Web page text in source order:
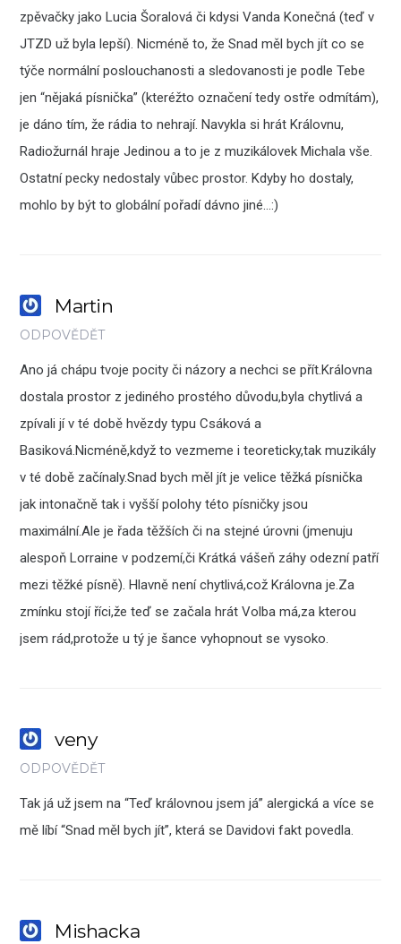
zpěvačky jako Lucia Šoralová či kdysi Vanda Konečná (teď v
JTZD už byla lepší). Nicméně to, že Snad měl bych jít co se
týče normální poslouchanosti a sledovanosti je podle Tebe
jen “nějaká písnička” (kteréžto označení tedy ostře odmítám),
je dáno tím, že rádia to nehrají. Navykla si hrát Královnu,
Radiožurnál hraje Jedinou a to je z muzikálovek Michala vše.
Ostatní pecky nedostaly vůbec prostor. Kdyby ho dostaly,
mohlo by být to globální pořadí dávno jiné…:)
Martin
ODPOVĚDĚT
Ano já chápu tvoje pocity či názory a nechci se přít.Královna
dostala prostor z jediného prostého důvodu,byla chytlivá a
zpívali jí v té době hvězdy typu Csáková a
Basiková.Nicméně,když to vezmeme i teoreticky,tak muzikály
v té době začínaly.Snad bych měl jít je velice těžká písnička
jak intonačně tak i vyšší polohy této písničky jsou
maximální.Ale je řada těžších či na stejné úrovni (jmenuju
alespoň Lorraine v podzemí,či Krátká vášeň záhy odezní patří
mezi těžké písně). Hlavně není chytlivá,což Královna je.Za
zmínku stojí říci,že teď se začala hrát Volba má,za kterou
jsem rád,protože u tý je šance vyhopnout se vysoko.
veny
ODPOVĚDĚT
Tak já už jsem na “Teď královnou jsem já” alergická a více se
mě líbí “Snad měl bych jít”, která se Davidovi fakt povedla.
Mishacka